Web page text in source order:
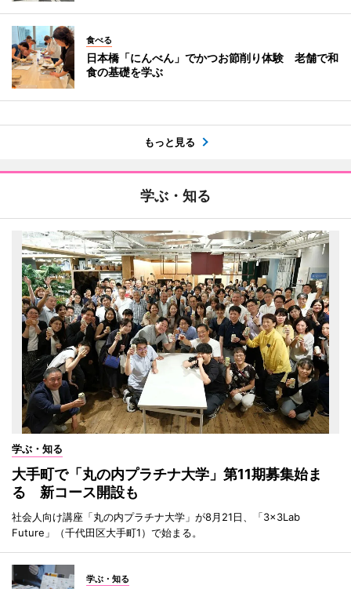
食べる
日本橋「にんべん」でかつお節削り体験 老舗で和
食の基礎を学ぶ
もっと見る
学ぶ・知る
学ぶ・知る
大手町で「丸の内プラチナ大学」第11期募集始ま
る 新コース開設も
社会人向け講座「丸の内プラチナ大学」が8月21日、「3×3Lab
Future」（千代田区大手町1）で始まる。
学ぶ・知る